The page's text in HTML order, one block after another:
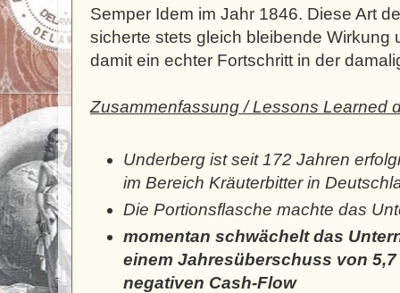
Semper Idem im Jahr 1846. Diese Art
sicherte stets gleich bleibende Wirkung
damit ein echter Fortschritt in der
Zusammenfassung / Lessons Learned
Underberg ist seit 172 Jahren
im Bereich Kräuterbitter in
Die Portionsflasche machte das
momentan schwächelt das
einem Jahresüberschuss von
negativen Cash-Flow